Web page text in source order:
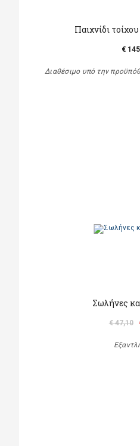
Παιχνίδι
€
Διαθέσιμο υπό την
Σωλήνες
€ 47,10